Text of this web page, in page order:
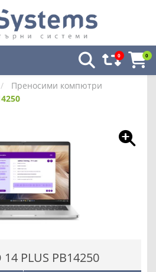
0 0
Преносими компютри
14 PLUS PB14250